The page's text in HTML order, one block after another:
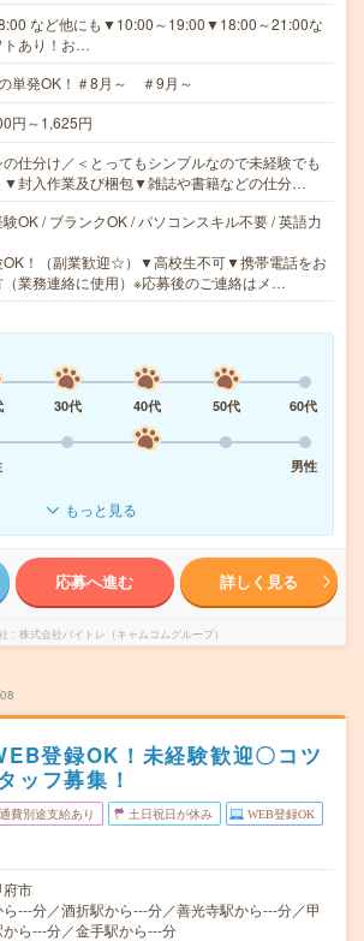
など他にも▼10:00～19:00▼18:00～21:00な
トあり！お…
単発OK！＃8月～ ＃9月～
円～1,625円
仕分け／＜とってもシンプルなので未経験でも
▼封入作業及び梱包▼雑誌や書籍などの仕分…
OK / ブランクOK / パソコンスキル不要 / 英語力
！（副業歓迎☆）▼高校生不可▼携帯電話をお
（業務連絡に使用）※応募後のご連絡はメ…
30代 40代 50代
60代
男性
もっと見る
応募へ進む 詳しく見る
株式会社バイトレ（キャムコムグループ）
登録OK！未経験歓迎〇コツ
ッフ募集！
費別途支給あり 土日祝日が休み WEB登録OK
府市
---分／酒折駅から---分／善光寺駅から---分／甲
ら---分／金手駅から---分